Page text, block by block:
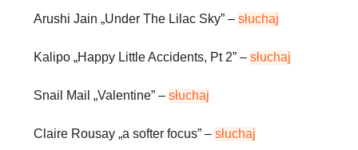
Arushi Jain„Under The Lilac Sky” –słuchaj
Kalipo „Happy Little Accidents, Pt 2” –słuchaj
Snail Mail „Valentine” –słuchaj
Claire Rousay „a softer focus” –słuchaj